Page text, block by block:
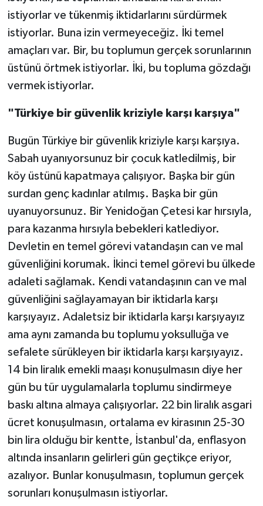
istiyorlar ve tükenmiş iktidarlarını sürdürmek
istiyorlar. Buna izin vermeyeceğiz. İki temel
amaçları var. Bir, bu toplumun gerçek sorunlarının
üstünü örtmek istiyorlar. İki, bu topluma gözdağı
vermek istiyorlar.
"Türkiye bir güvenlik kriziyle karşı karşıya"
Bugün Türkiye bir güvenlik kriziyle karşı karşıya.
Sabah uyanıyorsunuz bir çocuk katledilmiş, bir
köy üstünü kapatmaya çalışıyor. Başka bir gün
surdan genç kadınlar atılmış. Başka bir gün
uyanuyorsunuz. Bir Yenidoğan Çetesi kar hırsıyla,
para kazanma hırsıyla bebekleri katlediyor.
Devletin en temel görevi vatandaşın can ve mal
güvenliğini korumak. İkinci temel görevi bu ülkede
adaleti sağlamak. Kendi vatandaşının can ve mal
güvenliğini sağlayamayan bir iktidarla karşı
karşıyayız. Adaletsiz bir iktidarla karşı karşıyayız
ama aynı zamanda bu toplumu yoksulluğa ve
sefalete sürükleyen bir iktidarla karşı karşıyayız.
14 bin liralık emekli maaşı konuşulmasın diye her
gün bu tür uygulamalarla toplumu sindirmeye
baskı altına almaya çalışıyorlar. 22 bin liralık asgari
ücret konuşulmasın, ortalama ev kirasının 25-30
bin lira olduğu bir kentte, İstanbul'da, enflasyon
altında insanların gelirleri gün geçtikçe eriyor,
azalıyor. Bunlar konuşulmasın, toplumun gerçek
sorunları konuşulmasın istiyorlar.